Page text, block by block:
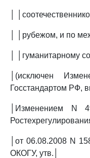
│
│ │рубежом, и по
│ │гуманитарному
│(исключен
Госстандартом РФ,
│Изменением N
│от 06.08.2008 N
ОКОГУ, утв.│